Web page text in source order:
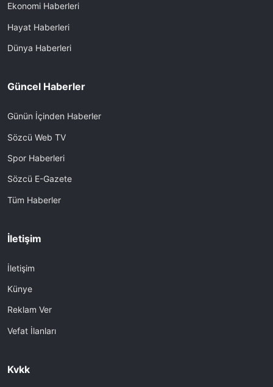
Ekonomi Haberleri
Hayat Haberleri
Dünya Haberleri
Güncel Haberler
Günün İçinden Haberler
Sözcü Web TV
Spor Haberleri
Sözcü E-Gazete
Tüm Haberler
İletişim
İletişim
Künye
Reklam Ver
Vefat İlanları
Kvkk